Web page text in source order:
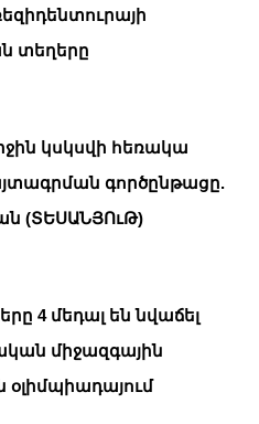
տեղերը
կսկսվի հեռակա
գործընթացը.
(ՏԵՍԱՆՅՈւԹ)
4 մեդալ են նվաճել
միջազգային